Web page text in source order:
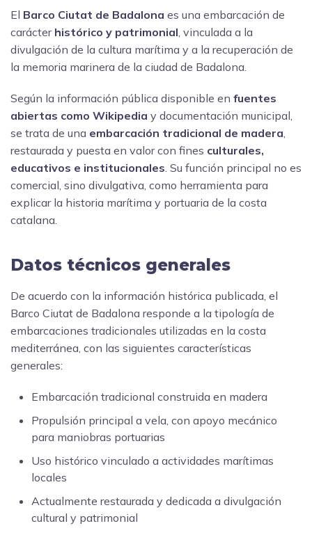
El Barco Ciutat de Badalona es una embarcación de
carácter histórico y patrimonial , vinculada a la
divulgación de la cultura marítima y a la recuperación de
la memoria marinera de la ciudad de Badalona.
Según la información pública disponible en fuentes
abiertas como Wikipedia y documentación municipal,
se trata de una embarcación tradicional de madera
restaurada y puesta en valor con fines culturales,
educativos e institucionales . Su función principal no es
comercial, sino divulgativa, como herramienta para
explicar la historia marítima y portuaria de la costa
catalana.
Datos técnicos generales
De acuerdo con la información histórica publicada, el
Barco Ciutat de Badalona responde a la tipología de
embarcaciones tradicionales utilizadas en la costa
mediterránea, con las siguientes características
generales:
Embarcación tradicional construida en madera
Propulsión principal a vela, con apoyo mecánico
para maniobras portuarias
Uso histórico vinculado a actividades marítimas
locales
Actualmente restaurada y dedicada a divulgación
cultural y patrimonial